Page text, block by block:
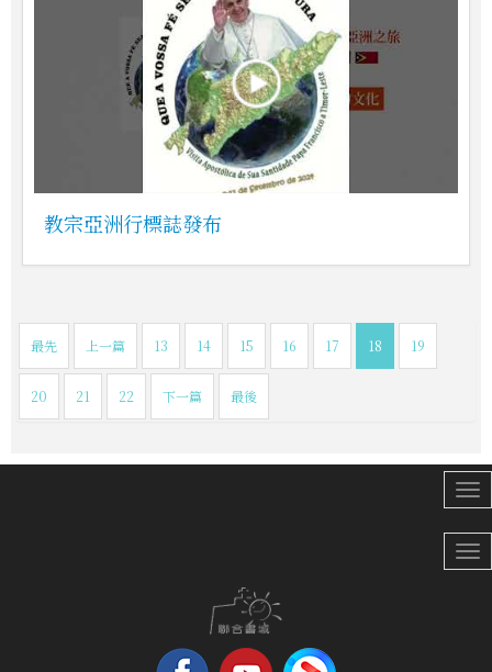
教宗亞洲行標誌發布
最先 上一篇 13 14 15 16 17 18 19
20 21 22 下一篇 最後